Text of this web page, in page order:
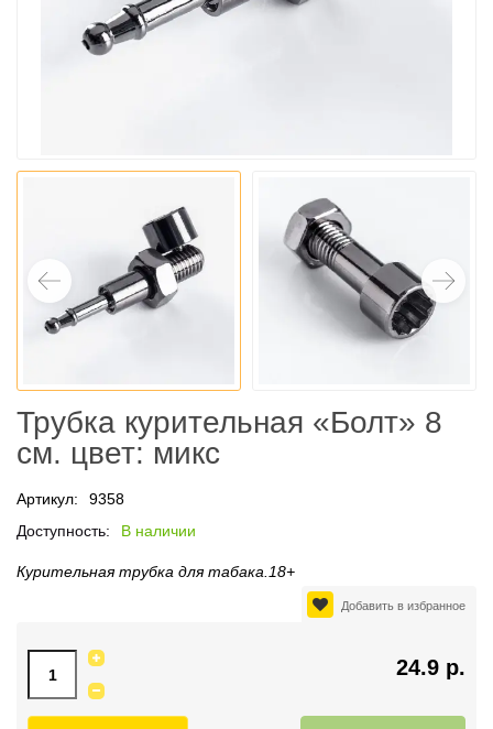
Трубка курительная «Болт» 8
см. цвет: микс
Артикул:
9358
Доступность:
В наличии
Курительная трубка для табака.18+
Добавить в избранное
24.9 р.